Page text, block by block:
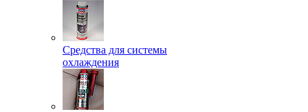
Средства для системы
охлаждения